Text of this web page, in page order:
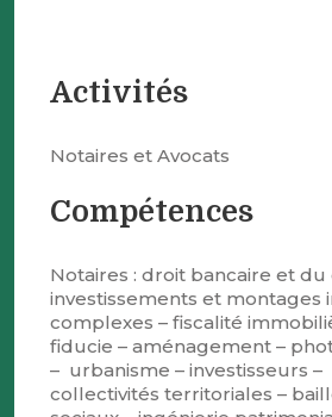
Activités
Notaires et Avocats
Compétences
Notaires : droit bancaire et du
investissements et montages
complexes – fiscalité
fiducie – aménagement –
– urbanisme – investisseurs –
collectivités territoriales –